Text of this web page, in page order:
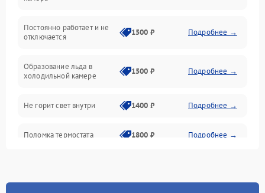
Постоянно работает и не
отключается
1500 ₽ Подробнее →
Образование льда в
холодильной камере
1500 ₽ Подробнее →
Не горит свет внутри 1400 ₽ Подробнее →
Поломка термостата 1800 ₽ Подробнее →